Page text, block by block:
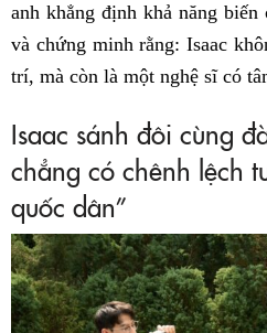
anh khẳng định khả năng
và chứng minh rằng: Isaac
trí, mà còn là một nghệ sĩ có
Isaac sánh đôi cùng
chẳng có chênh lệch
quốc dân”